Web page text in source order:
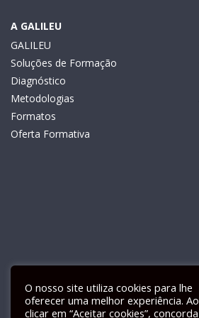
A GALILEU
GALILEU
Soluções de Formação
Diagnóstico
Metodologias
Formatos
Oferta Formativa
O nosso site utiliza cookies para lhe
oferecer uma melhor experiência. Ao
clicar em “Aceitar cookies”, concorda